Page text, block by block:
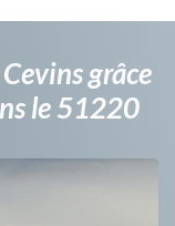
grâce
le 51220